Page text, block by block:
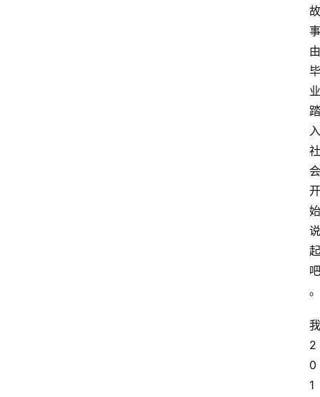
故
事
由
毕
业
踏
入
社
会
开
始
说
起
吧
。
我
2
0
1